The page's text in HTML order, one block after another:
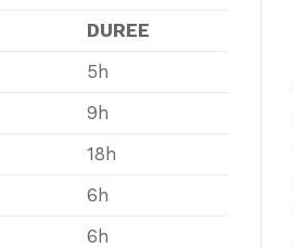
DUREE
5h
9h
18h
6h
6h